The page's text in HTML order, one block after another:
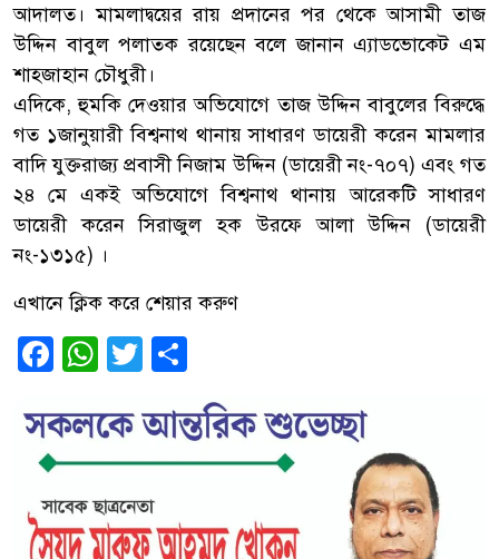
আদালত। মামলাদ্বয়ের রায় প্রদানের পর থেকে আসামী তাজ
উদ্দিন বাবুল পলাতক রয়েছেন বলে জানান এ্যাডভোকেট এম
শাহ্জাহান চৌধুরী।
এদিকে, হুমকি দেওয়ার অভিযোগে তাজ উদ্দিন বাবুলের বিরুদ্ধে
গত ১জানুয়ারী বিশ্বনাথ থানায় সাধারণ ডায়েরী করেন মামলার
বাদি যুক্তরাজ্য প্রবাসী নিজাম উদ্দিন (ডায়েরী নং-৭০৭) এবং গত
২৪ মে একই অভিযোগে বিশ্বনাথ থানায় আরেকটি সাধারণ
ডায়েরী করেন সিরাজুল হক উরফে আলা উদ্দিন (ডায়েরী
নং-১৩১৫) ।
এখানে ক্লিক করে শেয়ার করুণ
Facebook
WhatsApp
Twitter